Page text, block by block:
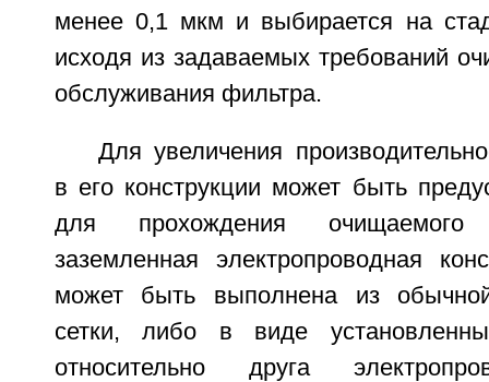
менее 0,1 мкм и выбирается на
исходя из задаваемых требований
обслуживания фильтра.
Для увеличения
в его конструкции может быть
для прохождения очищаемого
заземленная электропроводная
может быть выполнена из обычной
сетки, либо в виде
относительно друга